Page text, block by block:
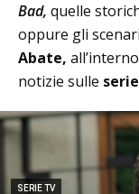
Bad, quelle
oppure gli
Abate,
notizie sulle
SERIE TV